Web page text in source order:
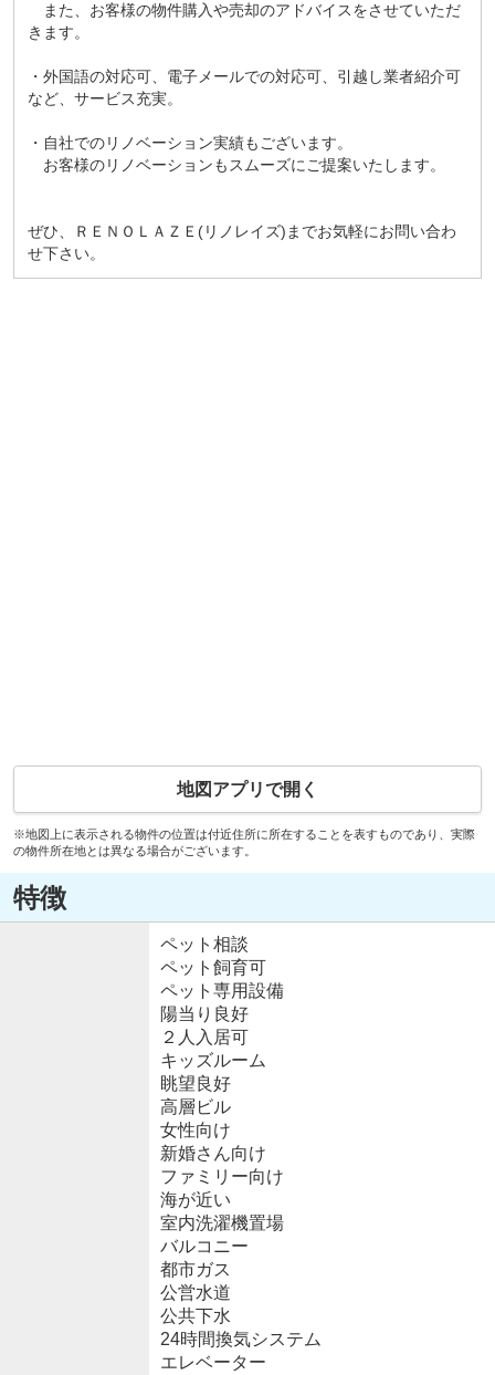
また、お客様の物件購入や売却のアドバイスをさせていただ
きます。
・外国語の対応可、電子メールでの対応可、引越し業者紹介可
など、サービス充実。
・自社でのリノベーション実績もございます。
お客様のリノベーションもスムーズにご提案いたします。
ぜひ、ＲＥＮＯＬＡＺＥ(リノレイズ)までお気軽にお問い合わ
せ下さい。
地図アプリで開く
※地図上に表示される物件の位置は付近住所に所在することを表すものであり、実際
の物件所在地とは異なる場合がございます。
特徴
ペット相談
ペット飼育可
ペット専用設備
陽当り良好
２人入居可
キッズルーム
眺望良好
高層ビル
女性向け
新婚さん向け
ファミリー向け
海が近い
室内洗濯機置場
バルコニー
都市ガス
公営水道
公共下水
24時間換気システム
エレベーター